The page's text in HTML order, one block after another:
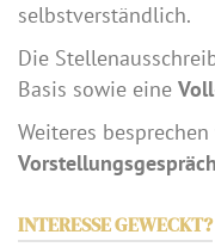
selbstverständlich.
Die
Basis sowie eine
Weiteres
Vorstellungsgespräch
INTERESSE GEWECKT?